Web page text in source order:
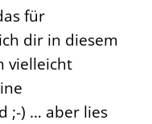
für
dir in diesem
vielleicht
;-) … aber lies